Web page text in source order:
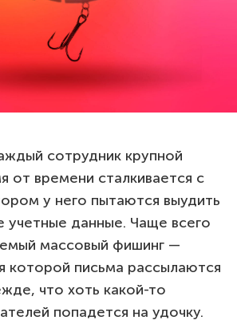
сотрудник крупной
от времени сталкивается с
у него пытаются выудить
учетные данные. Чаще всего
массовый фишинг —
которой письма рассылаются
что хоть какой-то
попадется на удочку.